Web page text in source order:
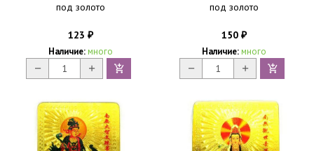
под золото
123 ₽
Наличие: много
под золото
150 ₽
Наличие: много